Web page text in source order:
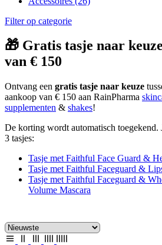
Filter op categorie
🎁 Gratis tasje naar
van € 150
Ontvang een gratis tasje naar keuze
aankoop van € 150 aan RainPharma
supplementen & shakes!
De korting wordt automatisch toegekend.
3 tasjes:
Tasje met Faithful Face Guard &
Tasje met Faithful Faceguard &
Tasje met Faithful Faceguard &
Volume Mascara